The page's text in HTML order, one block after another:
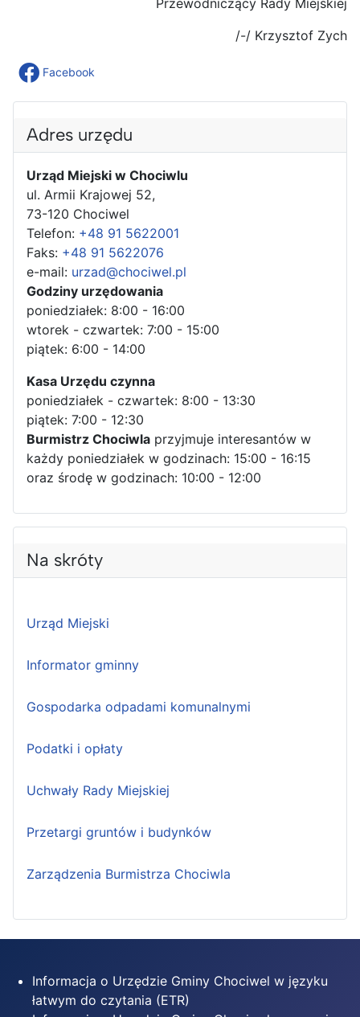
Przewodniczący Rady Miejskiej
/-/ Krzysztof Zych
Facebook
Adres urzędu
Urząd Miejski w Chociwlu
ul. Armii Krajowej 52,
73-120 Chociwel
Telefon: +48 91 5622001
Faks: +48 91 5622076
e-mail: urzad@chociwel.pl
Godziny urzędowania
poniedziałek: 8:00 - 16:00
wtorek - czwartek: 7:00 - 15:00
piątek: 6:00 - 14:00
Kasa Urzędu czynna
poniedziałek - czwartek: 8:00 - 13:30
piątek: 7:00 - 12:30
Burmistrz Chociwla przyjmuje interesantów w
każdy poniedziałek w godzinach: 15:00 - 16:15
oraz środę w godzinach: 10:00 - 12:00
Na skróty
Urząd Miejski
Informator gminny
Gospodarka odpadami komunalnymi
Podatki i opłaty
Uchwały Rady Miejskiej
Przetargi gruntów i budynków
Zarządzenia Burmistrza Chociwla
Informacja o Urzędzie Gminy Chociwel w języku
łatwym do czytania (ETR)